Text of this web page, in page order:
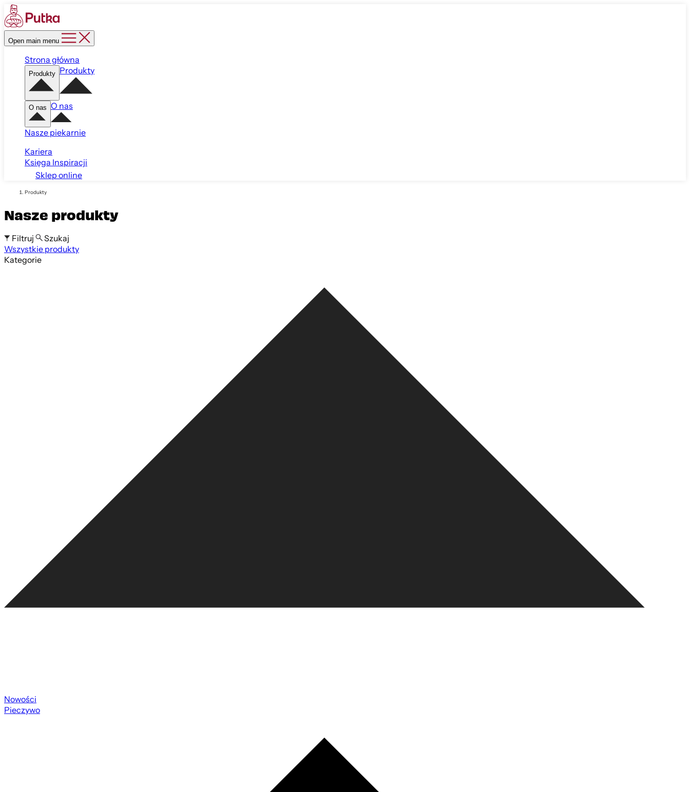
Open main menu
Strona główna
Produkty Produkty
O nas O nas
Nasze piekarnie
Kariera
Księga Inspiracji
Sklep online
Produkty
Nasze produkty
Filtruj
Szukaj
Wszystkie produkty
Szukaj po nazwie produktu
Kategorie
Nowości
Pieczywo